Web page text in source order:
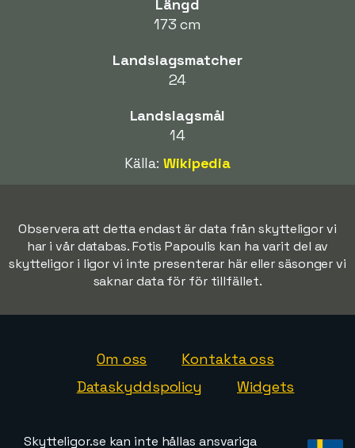
Längd
173 cm
Landslagsmatcher
24
Landslagsmål
14
Källa:Wikipedia
Observera att detta endast är data från skytteligor vi
har i vår databas. Fotis Papoulis kan ha varit del av
skytteligor i ligor vi inte presenterar här eller säsonger vi
saknar data för för tillfället.
Om oss
Kontakta oss
Dataskyddspolicy
Widgets
Skytteligor.se kan inte hållas ansvariga